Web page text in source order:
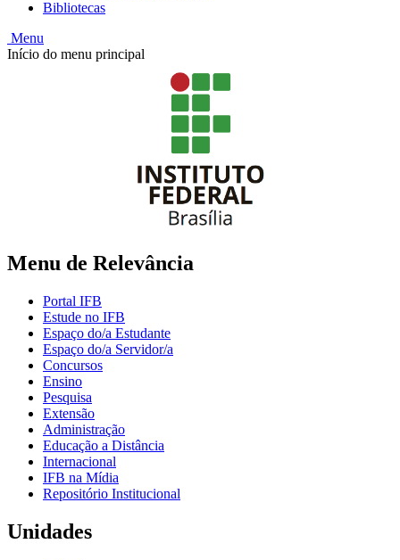
Bibliotecas
Menu
Início do menu principal
Menu de Relevância
Portal IFB
Estude no IFB
Espaço do/a Estudante
Espaço do/a Servidor/a
Concursos
Ensino
Pesquisa
Extensão
Administração
Educação a Distância
Internacional
IFB na Mídia
Repositório Institucional
Unidades